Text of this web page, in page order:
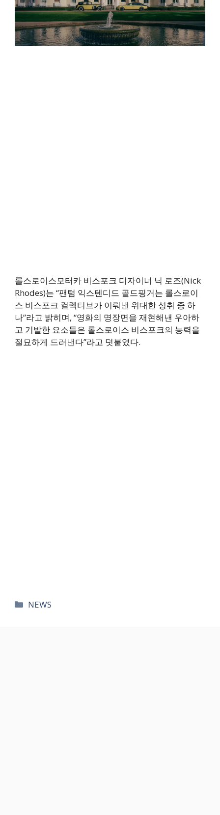
롤스로이스모터카 비스포크 디자이너 닉 로즈(Nick
Rhodes)는 “팬텀 익스텐디드 골드핑거는 롤스로이
스 비스포크 컬렉티브가 이뤄낸 위대한 성취 중 하
나”라고 밝히며, “영화의 명장면을 재현해낸 우아하
고 기발한 요소들은 롤스로이스 비스포크의 능력을
절묘하게 드러낸다”라고 덧붙였다.
카
NEWS